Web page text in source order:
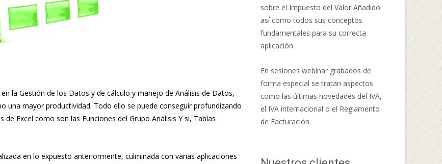
la Gestión de los Datos y de cálculo y manejo de Análisis de Datos,
una mayor productividad. Todo ello se puede conseguir profundizando
Excel como son las Funciones del Grupo Análisis Y si, Tablas
en lo expuesto anteriormente, culminada con varias aplicaciones
sobre el Impuesto del Valor Añadido
así como todos sus conceptos
fundamentales para su correcta
aplicación.
En sesiones webinar grabados de
forma especial se tratan aspectos
como las últimas novedades del IVA,
el IVA internacional o el Reglamento
de Facturación.